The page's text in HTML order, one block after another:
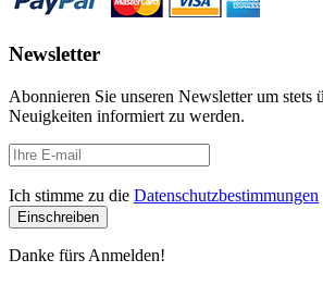
Newsletter
Abonnieren Sie unseren Newsletter um stets
Neuigkeiten informiert zu werden.
Ich stimme zu die Datenschutzbestimmungen
Danke fürs Anmelden!